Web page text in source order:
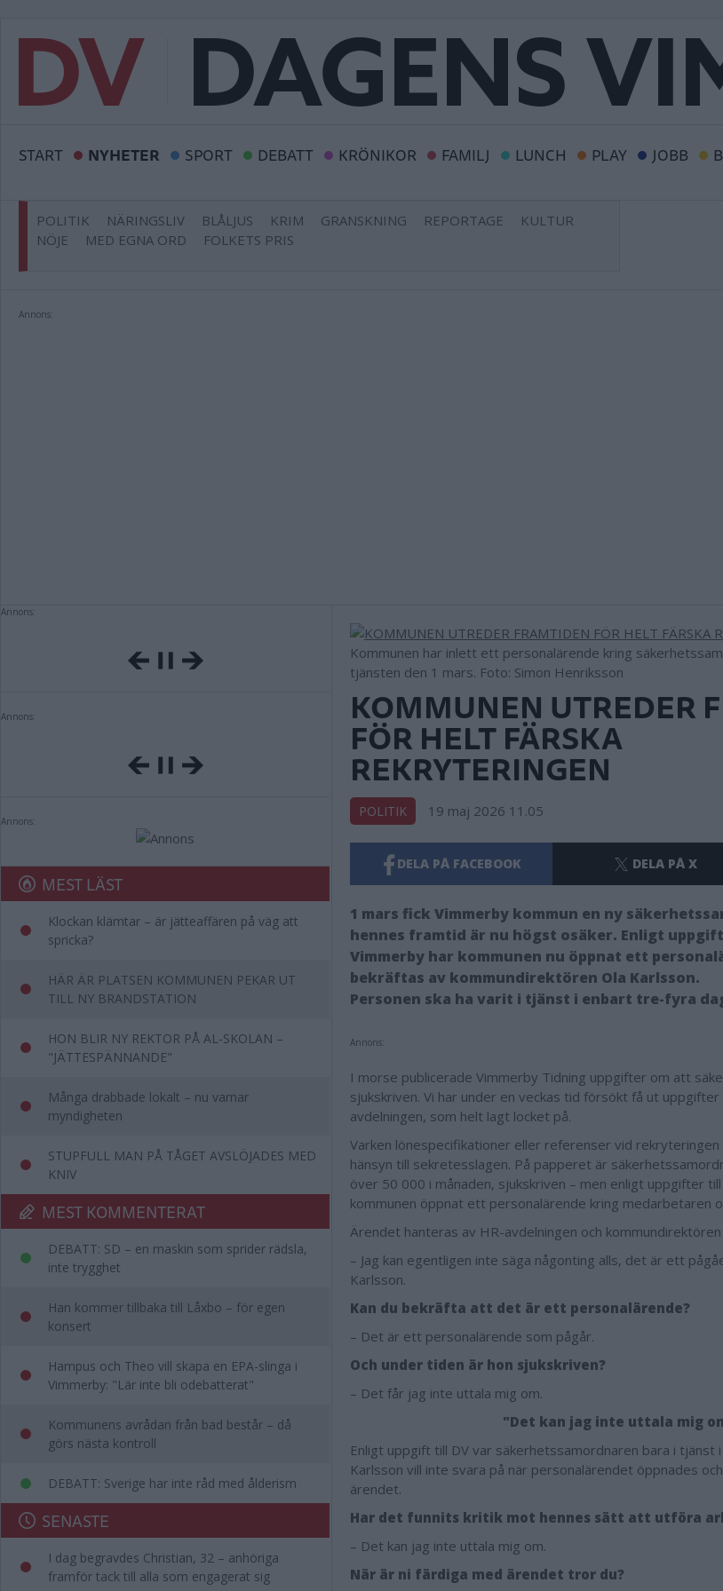
START NYHETER SPORT DEBATT KRÖNIKOR FAMILJ LUNCH PLAY JOBB
POLITIK NÄRINGSLIV BLÅLJUS KRIM GRANSKNING REPORTAGE
KULTUR
NÖJE
MED EGNA ORD FOLKETS PRIS
Annons:
Annons:
Annons:
Annons:
MEST LÄST
Klockan klämtar – är jätteaffären på väg att
spricka?
HÄR ÄR PLATSEN KOMMUNEN PEKAR UT
TILL NY BRANDSTATION
HON BLIR NY REKTOR PÅ AL-SKOLAN –
"JÄTTESPÄNNANDE"
Många drabbade lokalt – nu varnar
myndigheten
STUPFULL MAN PÅ TÅGET AVSLÖJADES MED
KNIV
MEST KOMMENTERAT
DEBATT: SD – en maskin som sprider rädsla,
inte trygghet
Han kommer tillbaka till Låxbo – för egen
konsert
Hampus och Theo vill skapa en EPA-slinga i
Vimmerby: "Lär inte bli odebatterat"
Kommunens avrådan från bad består – då
görs nästa kontroll
DEBATT: Sverige har inte råd med ålderism
SENASTE
I dag begravdes Christian, 32 – anhöriga
framför tack till alla som engagerat sig
Kommunen har inlett ett personalärende kring
tjänsten den 1 mars. Foto: Simon Henriksson
KOMMUNEN UTREDER
FÖR HELT FÄRSKA
REKRYTERINGEN
POLITIK 19 maj 2026 11.05
DELA PÅ FACEBOOK DELA PÅ X
1 mars fick Vimmerby kommun en ny
hennes framtid är nu högst osäker. Enligt
Vimmerby har kommunen nu öppnat ett
bekräftas av kommundirektören Ola Karlsson.
Personen ska ha varit i tjänst i enbart tre-fyra
Annons:
I morse publicerade Vimmerby Tidning uppgifter om att
sjukskriven. Vi har under en veckas tid försökt få ut
avdelningen, som helt lagt locket på.
Varken lönespecifikationer eller referenser vid
hänsyn till sekretesslagen. På papperet är
över 50 000 i månaden, sjukskriven – men enligt uppgifter
kommunen öppnat ett personalärende kring medarbetaren
Ärendet hanteras av HR-avdelningen och kommundirektören
– Jag kan egentligen inte säga någonting alls, det är ett
Karlsson.
Kan du bekräfta att det är ett personalärende?
– Det är ett personalärende som pågår.
Och under tiden är hon sjukskriven?
– Det får jag inte uttala mig om.
"Det kan jag inte uttala mig
Enligt uppgift till DV var säkerhetssamordnaren bara i tjänst
Karlsson vill inte svara på när personalärendet öppnades
ärendet.
Har det funnits kritik mot hennes sätt att utföra
– Det kan jag inte uttala mig om.
När är ni färdiga med ärendet tror du?